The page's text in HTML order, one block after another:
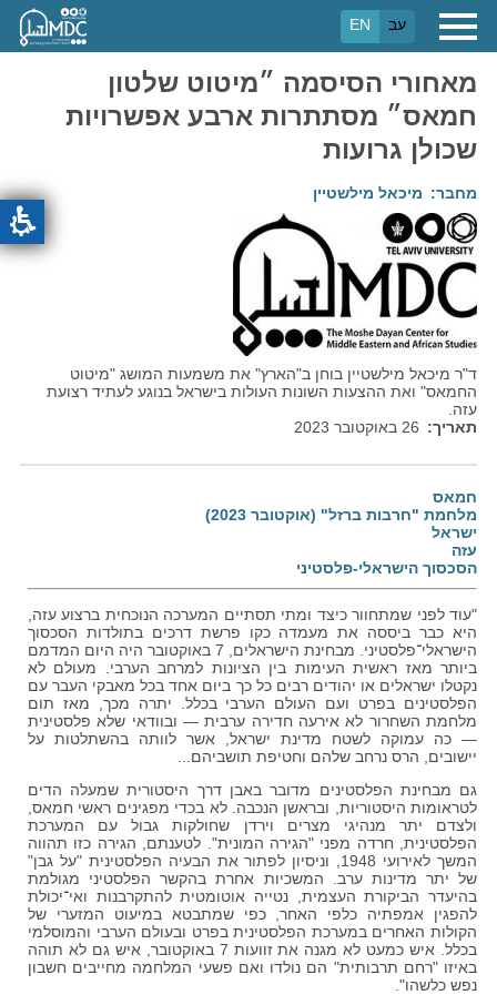
לתוכן
העיקרי
EN עב
מאחורי הסיסמה ״מיטוט שלטון
חמאס״ מסתתרות ארבע אפשרויות
שכולן גרועות
מחבר מיכאל מילשטיין
ד"ר מיכאל מילשטיין בוחן ב"הארץ" את משמעות המושג "מיטוט
החמאס" ואת ההצעות השונות העולות בישראל בנוגע לעתיד רצועת
עזה.
תאריך
26 באוקטובר 2023
חמאס
מלחמת "חרבות ברזל" (אוקטובר 2023)
ישראל
עזה
הסכסוך הישראלי-פלסטיני
"עוד לפני שמתחוור כיצד ומתי תסתיים המערכה הנוכחית ברצוע עזה,
היא כבר ביססה את מעמדה כקו פרשת דרכים בתולדות הסכסוך
הישראלי־פלסטיני. מבחינת הישראלים, 7 באוקטובר היה היום המדמם
ביותר מאז ראשית העימות בין הציונות למרחב הערבי. מעולם לא
נקטלו ישראלים או יהודים רבים כל כך ביום אחד בכל מאבקי העבר עם
הפלסטינים בפרט ועם העולם הערבי בכלל. יתרה מכך, מאז תום
מלחמת השחרור לא אירעה חדירה ערבית — ובוודאי שלא פלסטינית
— כה עמוקה לשטח מדינת ישראל, אשר לוותה בהשתלטות על
יישובים, הרס נרחב שלהם וחטיפת תושביהם...
גם מבחינת הפלסטינים מדובר באבן דרך היסטורית שמעלה הדים
לטראומות היסטוריות, ובראשן הנכבה. לא בכדי מפגינים ראשי חמאס,
ולצדם יתר מנהיגי מצרים וירדן שחולקות גבול עם המערכת
הפלסטינית, חרדה מפני "הגירה המונית". לטענתם, הגירה כזו תהווה
המשך לאירועי 1948, וניסיון לפתור את הבעיה הפלסטינית "על גבן"
של יתר מדינות ערב. המשכיות אחרת בהקשר הפלסטיני מגולמת
בהיעדר הביקורת העצמית, נטייה אוטומטית להתקרבנות ואי־יכולת
להפגין אמפתיה כלפי האחר, כפי שמתבטא במיעוט המזערי של
הקולות האחרים במערכת הפלסטינית בפרט ובעולם הערבי והמוסלמי
בכלל. איש כמעט לא מגנה את זוועות 7 באוקטובר, איש גם לא תוהה
באיזו "רחם תרבותית" הם נולדו ואם פשעי המלחמה מחייבים חשבון
נפש כלשהו".